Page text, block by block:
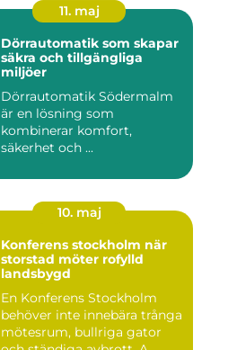
11. maj
Dörrautomatik som skapar
säkra och tillgängliga
miljöer
Dörrautomatik Södermalm
är en lösning som
kombinerar komfort,
säkerhet och ...
10. maj
Konferens stockholm när
storstad möter rofylld
landsbygd
En Konferens Stockholm
behöver inte innebära trånga
mötesrum, bullriga gator